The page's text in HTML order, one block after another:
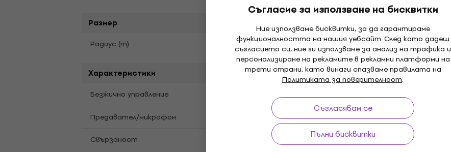
Съгласие за използване на бисквитки
Ние използваме бисквитки, за да гарантираме
функционалността на нашия уебсайт. След като дадеш
съгласието си, ние ги използваме за анализ на трафика и
персонализиране на рекламите в рекламни платформи на
трети страни, като винаги спазваме правилата на
Политиката за поверителност.
Съгласявам се
Пълни бисквитки
Размер
Pадиус (m)
Характеристики
Безжично управление WiFi
Предавател/микрофон
Приемник
Свързаност